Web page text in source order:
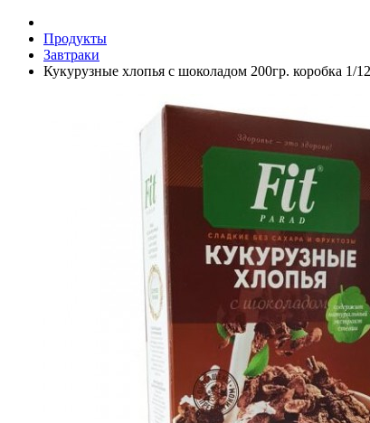
Продукты
Завтраки
Кукурузные хлопья с шоколадом 200гр. коробка 1/12